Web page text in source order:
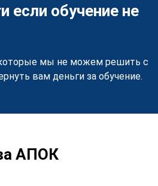
если обучение не
мы не можем решить с
вам деньги за обучение.
АПОК